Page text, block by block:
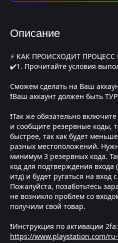
Описание
⚡ КАК ПРОИСХОДИТ
✔️1. Прочитайте условия
Сможем сделать на Ваш
❗Ваш аккаунт должен быть
❗Так же обязательно
и сообщите резервные коды,
быстрее, так как будет
разных местоположений.
минимум 3 резервных кода.
код для подтверждения
итд) и будет ругаться на вход
Пожалуйста, позаботьтесь
не возникло проблем со
получили свой товар.
❗Инструкция по активации 2fa:
https://www.playstation.com/